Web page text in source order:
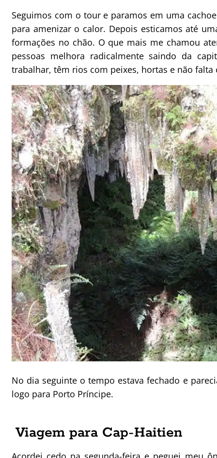
Seguimos com o tour e paramos em uma
para amenizar o calor. Depois esticamos até
formações no chão. O que mais me chamou
pessoas melhora radicalmente saindo da
trabalhar, têm rios com peixes, hortas e não
No dia seguinte o tempo estava fechado e
logo para Porto Príncipe.
Viagem para Cap-Haitien